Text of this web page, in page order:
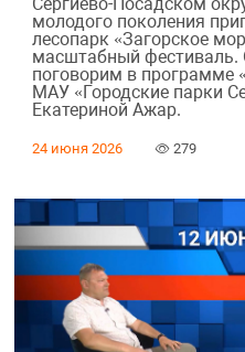
молодого поколения
лесопарк «Загорское
масштабный фестиваль.
поговорим в программе
МАУ «Городские парки
Екатериной Ажар.
24 июня 2026 279